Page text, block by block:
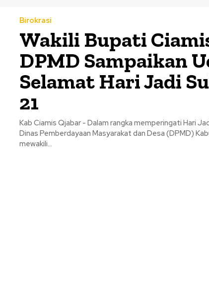
Birokrasi
Wakili Bupati
DPMD Sampaikan
Selamat Hari Jadi
21
Kab Ciamis Qjabar - Dalam rangka memperingati Hari
Dinas Pemberdayaan Masyarakat dan Desa (DPMD)
mewakili...